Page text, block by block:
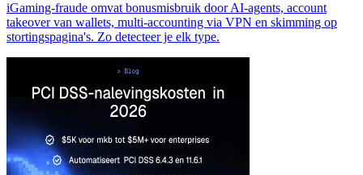
iGaming-fraude omvat bonusmisbruik door AI-agents, account
takeover van wallets, multi-accounting via VPN en skimming op
stortingspagina's. Zo detecteer je elk type.